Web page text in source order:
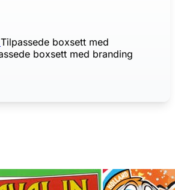
Tilpassede boxsett med
boxsett med branding